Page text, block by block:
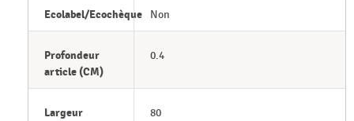
Ecolabel/Ecochèque Non
Profondeur
article (CM)
0.4
Largeur
80